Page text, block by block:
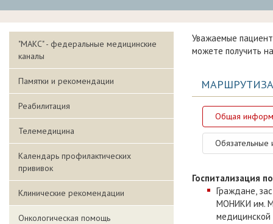
"МАКС" - федеральные медицинские
каналы
Памятки и рекомендации
Реабилитация
Телемедицина
Календарь профилактических
прививок
Клинические рекомендации
Онкологическая помощь
Уважаемые
можете получить
Общая
Обязательные
Госпитализация
Граждане,
МОНИКИ им.